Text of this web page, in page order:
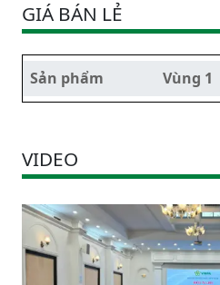
GIÁ BÁN LẺ
Sản phẩm Vùng 1
VIDEO